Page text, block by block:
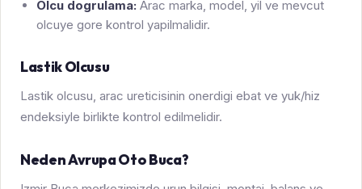
Olcu dogrulama: Arac marka, model, yil ve mevcut
olcuye gore kontrol yapilmalidir.
Lastik Olcusu
Lastik olcusu, arac ureticisinin onerdigi ebat ve yuk/hiz
endeksiyle birlikte kontrol edilmelidir.
Neden Avrupa Oto Buca?